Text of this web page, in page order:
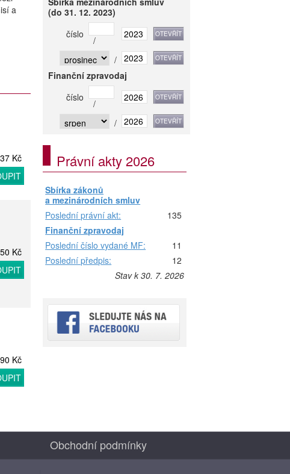
a
Kč
Kč
Kč
(do 31. 12. 2023)
číslo
/
/
Finanční zpravodaj
číslo
/
/
Právní akty 2026
Sbírka zákonů
a mezinárodních smluv
Poslední právní akt:
135
Finanční zpravodaj
Poslední číslo vydané MF:
11
Poslední předpis:
12
Stav k 30. 7. 2026
Obchodní podmínky